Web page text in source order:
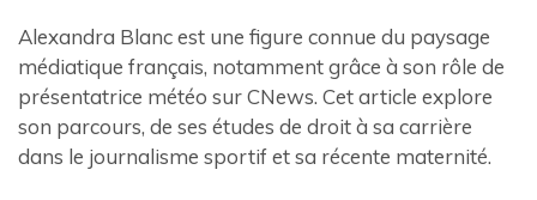
Alexandra Blanc est une figure connue du paysage
médiatique français, notamment grâce à son rôle de
présentatrice météo sur CNews. Cet article explore
son parcours, de ses études de droit à sa carrière
dans le journalisme sportif et sa récente maternité.